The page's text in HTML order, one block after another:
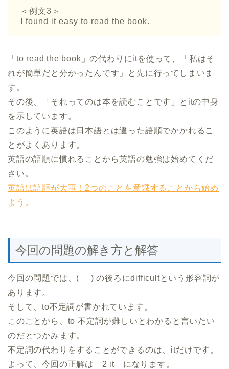
＜例文3＞
I found it easy to read the book.
「to read the book」の代わりにitを使って、「私はそ
れが簡単だと分かったんです」と先に行ってしまいま
す。
その後、「それってのは本を読むことです」とitの中身
を示しています。
このように英語は日本語とは違った語順でかかれるこ
とがよくあります。
英語の語順に慣れることから英語の勉強は始めてくだ
さい。
英語は語順が大事！2つのことを意識することから始め
よう。
今回の問題の解き方と解答
今回の問題では、( ) の後ろにdifficultという形容詞が
あります。
そして、to不定詞が書かれています。
このことから、to 不定詞が難しいとわかると言いたい
のだとつかみます。
不定詞の代わりをすることができるのは、itだけです。
よって、今回の正解は 2 it になります。